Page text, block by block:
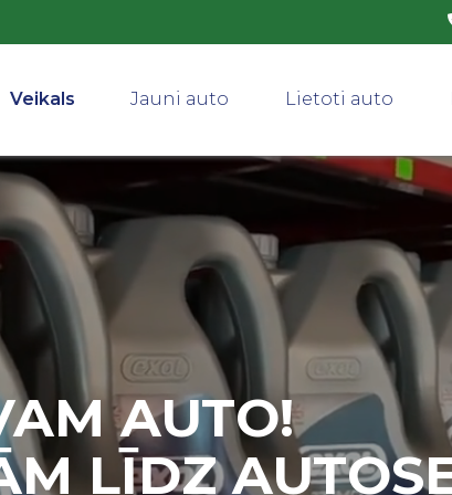
Veikals Jauni auto Lietoti auto
AUTO!
LĪDZ